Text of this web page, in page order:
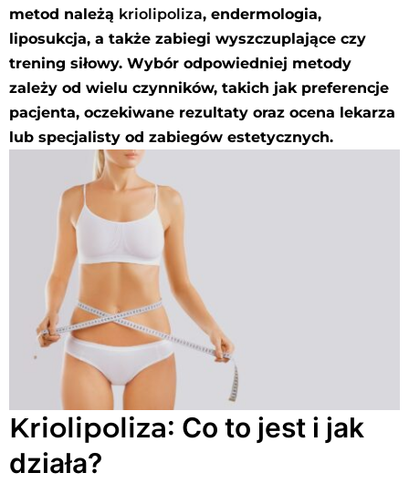
metod należą kriolipoliza, endermologia,
liposukcja, a także zabiegi wyszczuplające czy
trening siłowy. Wybór odpowiedniej metody
zależy od wielu czynników, takich jak preferencje
pacjenta, oczekiwane rezultaty oraz ocena lekarza
lub specjalisty od zabiegów estetycznych.
Kriolipoliza: Co to jest i jak
działa?